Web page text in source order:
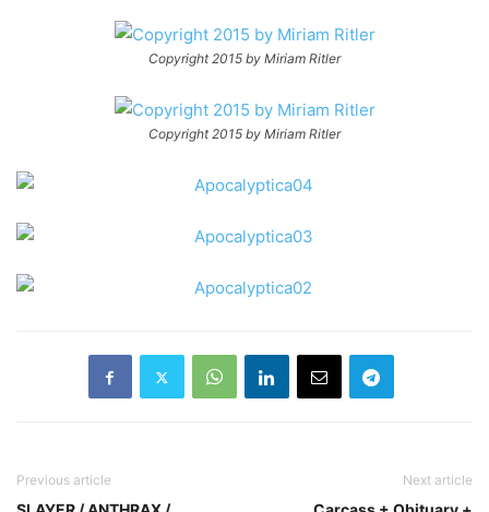
Copyright 2015 by Miriam Ritler
Copyright 2015 by Miriam Ritler
Previous article Next article